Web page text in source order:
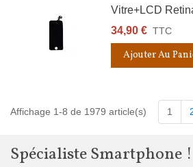
Vitre+LCD
34,90 € TTC
Ajouter Au
Affichage 1-8 de 1979 article(s) 1
Spécialiste Smartphone !